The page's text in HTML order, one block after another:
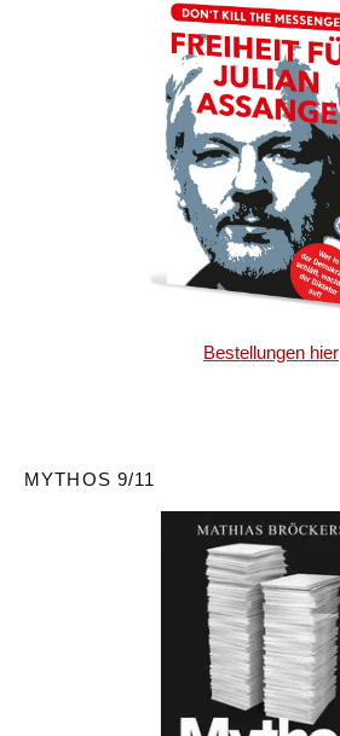
Bestellungen hier
MYTHOS 9/11